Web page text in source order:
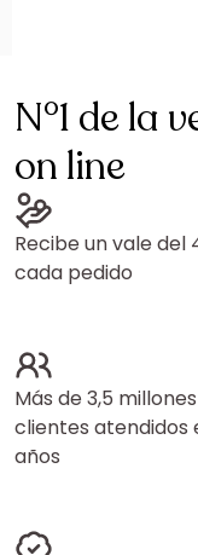
N°1 de la
on line
Recibe un vale del
cada pedido
Más de 3,5
clientes atendidos
años